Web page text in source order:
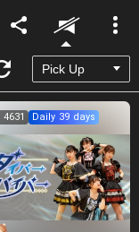
Unmute
4631 Daily 39 days